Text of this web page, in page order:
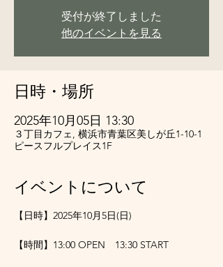
受付が終了しました
他のイベントを見る
日時・場所
2025年10月05日 13:30
３丁目カフェ, 横浜市青葉区美しが丘1-10-1
ピースフルプレイス1F
イベントについて
【日時】2025年10月5日(日)
【時間】13:00 OPEN　13:30 START